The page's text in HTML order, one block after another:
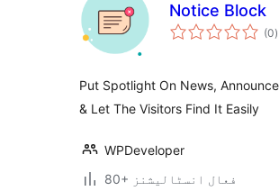
Notice Block
(0)
Put Spotlight On News,
& Let The Visitors Find It Easily
WPDeveloper
80+ فعال انسٹالیشنز